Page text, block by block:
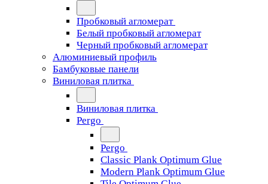
Пробковый агломерат
Белый пробковый агломерат
Черный пробковый агломерат
Алюминиевый профиль
Бамбуковые панели
Виниловая плитка
Виниловая плитка
Pergo
Pergo
Classic Plank Optimum Glue
Modern Plank Optimum Glue